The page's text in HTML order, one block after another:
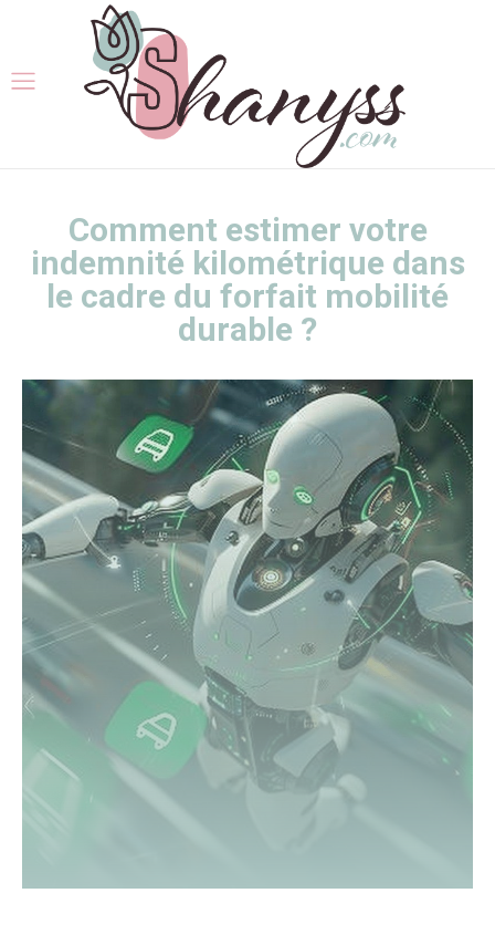
Comment estimer votre
indemnité kilométrique dans
le cadre du forfait mobilité
durable ?